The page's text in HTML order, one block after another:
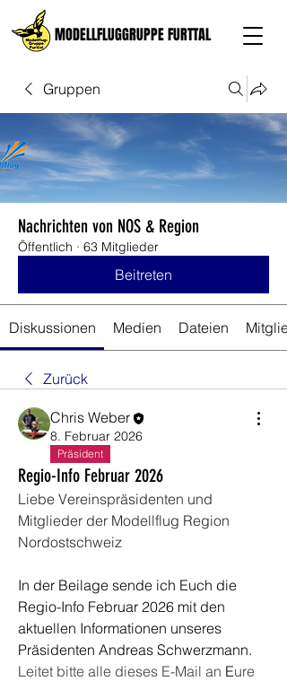
MODELLFLUGGRUPPE FURTTAL
Gruppen
Nachrichten von NOS & Region
Öffentlich · 63 Mitglieder
Beitreten
Diskussionen Medien Dateien
Zurück
Chris Weber
8. Februar 2026
Präsident
Regio-Info Februar 2026
Liebe Vereinspräsidenten und
Mitglieder der Modellflug Region
Nordostschweiz
In der Beilage sende ich Euch die
Regio-Info Februar 2026 mit den
aktuellen Informationen unseres
Präsidenten Andreas Schwerzmann.
Leitet bitte alle dieses E-Mail an Eure